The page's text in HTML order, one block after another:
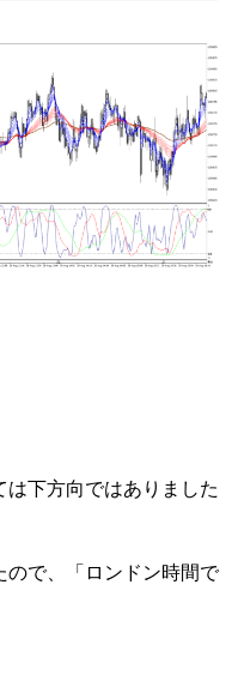
下方向ではありました
ので、「ロンドン時間で